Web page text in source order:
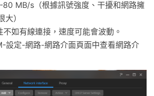
MB/s（根據訊號強度、干擾和網路擁
）
如有線連接，速度可能會波動。
設定-網路-網路介面頁面中查看網路介